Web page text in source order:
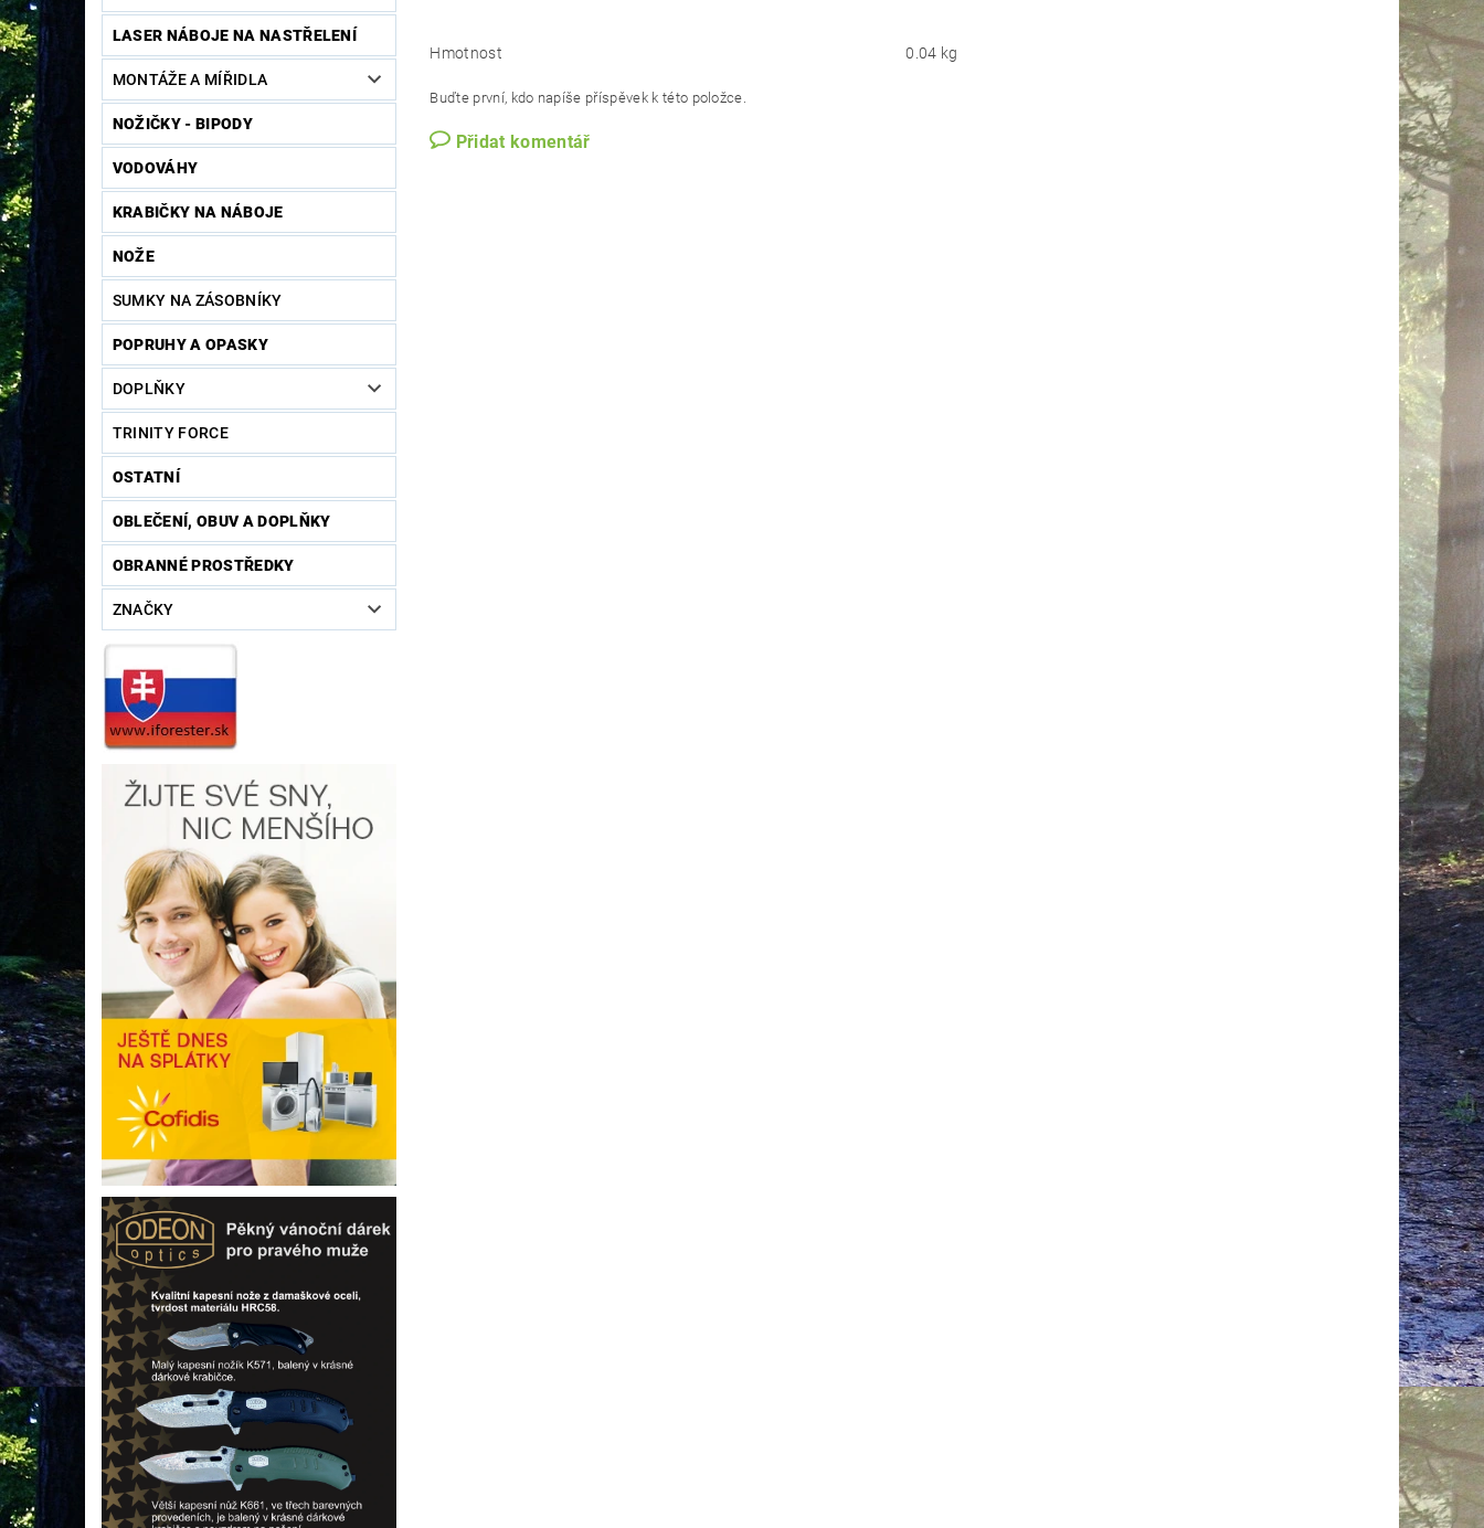
LASER NÁBOJE NA NASTŘELENÍ
MONTÁŽE A MÍŘIDLA
NOŽIČKY - BIPODY
VODOVÁHY
KRABIČKY NA NÁBOJE
NOŽE
SUMKY NA ZÁSOBNÍKY
POPRUHY A OPASKY
DOPLŇKY
TRINITY FORCE
OSTATNÍ
OBLEČENÍ, OBUV A DOPLŇKY
OBRANNÉ PROSTŘEDKY
ZNAČKY
Hmotnost 0.04 kg
Buďte první, kdo napíše příspěvek k této položce.
Přidat komentář